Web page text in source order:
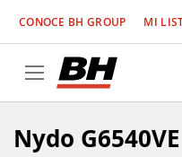
al
contenido
CONOCE BH GROUP MI
Nydo G6540VE